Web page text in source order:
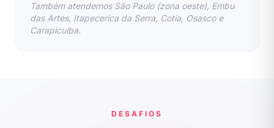
Também atendemos São Paulo (zona oeste), Embu
das Artes, Itapecerica da Serra, Cotia, Osasco e
Carapicuíba.
DESAFIOS